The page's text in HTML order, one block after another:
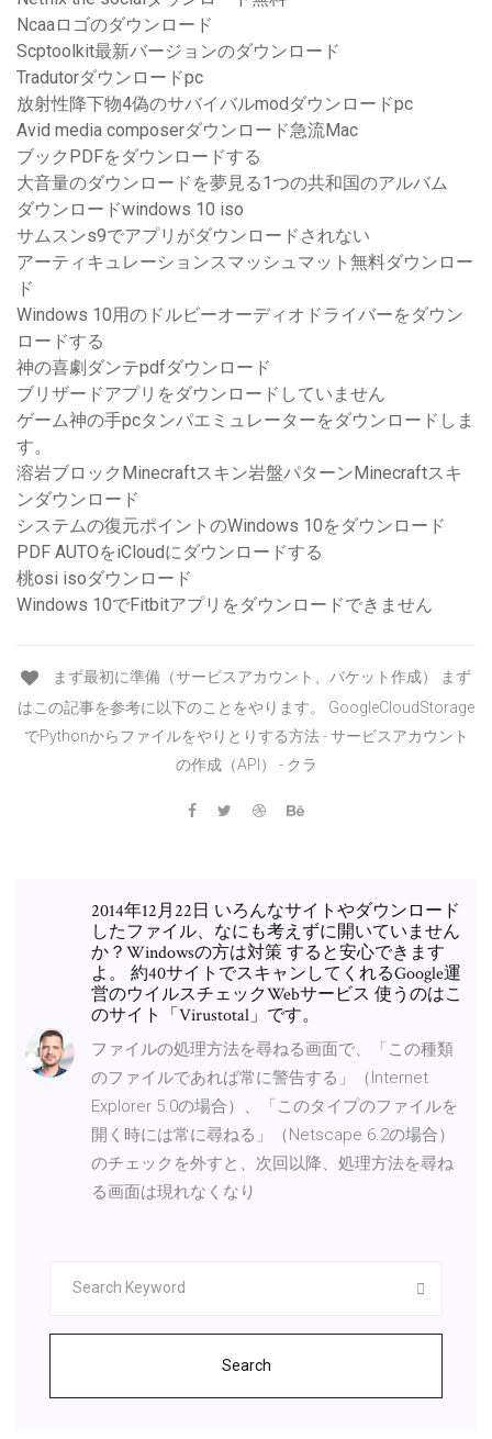
Ncaaロゴのダウンロード
Scptoolkit最新バージョンのダウンロード
Tradutorダウンロードpc
放射性降下物4偽のサバイバルmodダウンロードpc
Avid media composerダウンロード急流Mac
ブックPDFをダウンロードする
大音量のダウンロードを夢見る1つの共和国のアルバム
ダウンロードwindows 10 iso
サムスンs9でアプリがダウンロードされない
アーティキュレーションスマッシュマット無料ダウンロー
ド
Windows 10用のドルビーオーディオドライバーをダウン
ロードする
神の喜劇ダンテpdfダウンロード
ブリザードアプリをダウンロードしていません
ゲーム神の手pcタンパエミュレーターをダウンロードしま
す。
溶岩ブロックMinecraftスキン岩盤パターンMinecraftスキ
ンダウンロード
システムの復元ポイントのWindows 10をダウンロード
PDF AUTOをiCloudにダウンロードする
桃osi isoダウンロード
Windows 10でFitbitアプリをダウンロードできません
まず最初に準備（サービスアカウント、バケット作成） まず
はこの記事を参考に以下のことをやります。 GoogleCloudStorage
でPythonからファイルをやりとりする方法 - サービスアカウント
の作成（API） - クラ
2014年12月22日 いろんなサイトやダウンロード
したファイル、なにも考えずに開いていません
か？Windowsの方は対策 すると安心できます
よ。 約40サイトでスキャンしてくれるGoogle運
営のウイルスチェックWebサービス 使うのはこ
のサイト「Virustotal」です。
ファイルの処理方法を尋ねる画面で、「この種類
のファイルであれば常に警告する」（Internet
Explorer 5.0の場合）、「このタイプのファイルを
開く時には常に尋ねる」（Netscape 6.2の場合）
のチェックを外すと、次回以降、処理方法を尋ね
る画面は現れなくなり
Search